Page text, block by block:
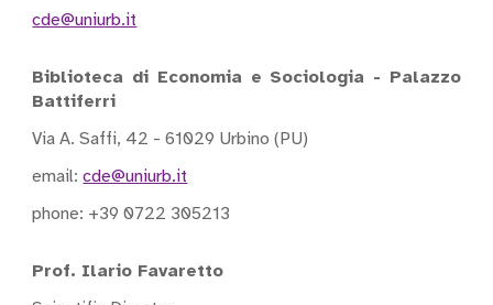
cde@uniurb.it
Biblioteca di Economia e Sociologia - Palazzo
Battiferri
Via A. Saffi, 42 - 61029 Urbino (PU)
email:cde@uniurb.it
phone: +39 0722 305213
Prof. Ilario Favaretto